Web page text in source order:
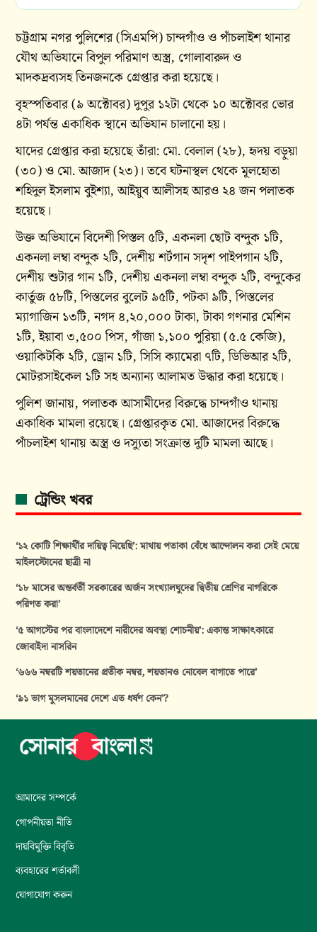
চট্টগ্রাম নগর পুলিশের (সিএমপি) চান্দগাঁও ও পাঁচলাইশ থানার
যৌথ অভিযানে বিপুল পরিমাণ অস্ত্র, গোলাবারুদ ও
মাদকদ্রব্যসহ তিনজনকে গ্রেপ্তার করা হয়েছে।
বৃহস্পতিবার (৯ অক্টোবর) দুপুর ১২টা থেকে ১০ অক্টোবর ভোর
৪টা পর্যন্ত একাধিক স্থানে অভিযান চালানো হয়।
যাদের গ্রেপ্তার করা হয়েছে তাঁরা: মো. বেলাল (২৮), হৃদয় বড়ুয়া
(৩০) ও মো. আজাদ (২৩)। তবে ঘটনাস্থল থেকে মূলহোতা
শহিদুল ইসলাম বুইশ্যা, আইয়ুব আলীসহ আরও ২৪ জন পলাতক
হয়েছে।
উক্ত অভিযানে বিদেশী পিস্তল ৫টি, একনলা ছোট বন্দুক ১টি,
একনলা লম্বা বন্দুক ২টি, দেশীয় শর্টগান সদৃশ পাইপগান ২টি,
দেশীয় শুটার গান ১টি, দেশীয় একনলা লম্বা বন্দুক ২টি, বন্দুকের
কার্তুজ ৫৮টি, পিস্তলের বুলেট ৯৫টি, পটকা ৯টি, পিস্তলের
ম্যাগাজিন ১৩টি, নগদ ৪,২০,০০০ টাকা, টাকা গণনার মেশিন
১টি, ইয়াবা ৩,৫০০ পিস, গাঁজা ১,১০০ পুরিয়া (৫.৫ কেজি),
ওয়াকিটকি ২টি, ড্রোন ১টি, সিসি ক্যামেরা ৭টি, ডিভিআর ২টি,
মোটরসাইকেল ১টি সহ অন্যান্য আলামত উদ্ধার করা হয়েছে।
পুলিশ জানায়, পলাতক আসামীদের বিরুদ্ধে চান্দগাঁও থানায়
একাধিক মামলা রয়েছে। গ্রেপ্তারকৃত মো. আজাদের বিরুদ্ধে
পাঁচলাইশ থানায় অস্ত্র ও দস্যুতা সংক্রান্ত দুটি মামলা আছে।
ট্রেন্ডিং খবর
‘১২ কোটি শিক্ষার্থীর দায়িত্ব নিয়েছি’: মাথায় পতাকা বেঁধে আন্দোলন করা সেই মেয়ে
মাইলস্টোনের ছাত্রী না
‘১৮ মাসের অন্তর্বর্তী সরকারের অর্জন সংখ্যালঘুদের দ্বিতীয় শ্রেণির নাগরিকে
পরিণত করা’
‘৫ আগস্টের পর বাংলাদেশে নারীদের অবস্থা শোচনীয়’: একান্ত সাক্ষাৎকারে
জোবাইদা নাসরিন
‘৬৬৬ নম্বরটি শয়তানের প্রতীক নম্বর, শয়তানও নোবেল বাগাতে পারে’
‘৯১ ভাগ মুসলমানের দেশে এত ধর্ষণ কেন’?
আমাদের সম্পর্কে
গোপনীয়তা নীতি
দায়বিমুক্তি বিবৃতি
ব্যবহারের শর্তাবলী
যোগাযোগ করুন